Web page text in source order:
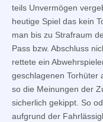
teils Unvermögen
heutige Spiel das kein
man bis zu Strafraum
Pass bzw. Abschluss
rettete ein
geschlagenen Torhüter
so die Meinungen der
sicherlich gekippt. So
aufgrund der